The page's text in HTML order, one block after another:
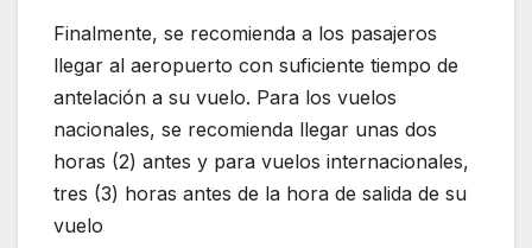
Finalmente, se recomienda a los pasajeros
llegar al aeropuerto con suficiente tiempo de
antelación a su vuelo. Para los vuelos
nacionales, se recomienda llegar unas dos
horas (2) antes y para vuelos internacionales,
tres (3) horas antes de la hora de salida de su
vuelo